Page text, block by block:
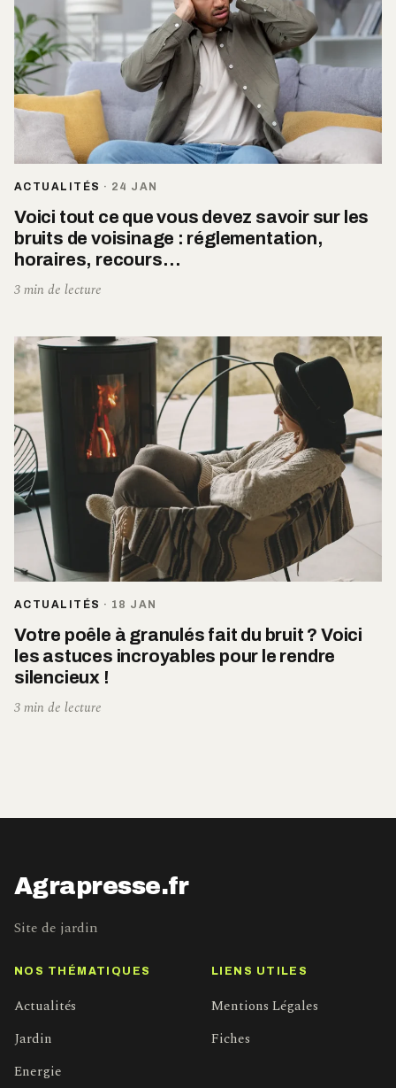
ACTUALITÉS · 24 JAN
Voici tout ce que vous devez savoir sur les
bruits de voisinage : réglementation,
horaires, recours…
3 min de lecture
ACTUALITÉS · 18 JAN
Votre poêle à granulés fait du bruit ? Voici
les astuces incroyables pour le rendre
silencieux !
3 min de lecture
Agrapresse.fr
Site de jardin
NOS THÉMATIQUES
Actualités
Jardin
Energie
LIENS UTILES
Mentions Légales
Fiches